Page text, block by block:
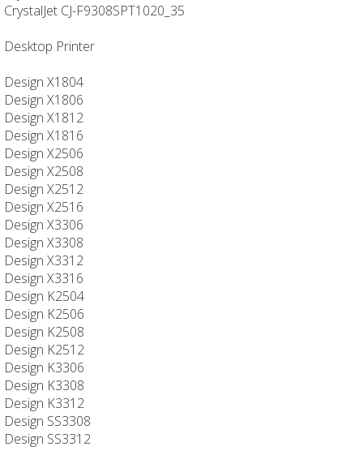
CrystalJet CJ-F9308SPT1020_35
Desktop Printer
Design X1804
Design X1806
Design X1812
Design X1816
Design X2506
Design X2508
Design X2512
Design X2516
Design X3306
Design X3308
Design X3312
Design X3316
Design K2504
Design K2506
Design K2508
Design K2512
Design K3306
Design K3308
Design K3312
Design SS3308
Design SS3312